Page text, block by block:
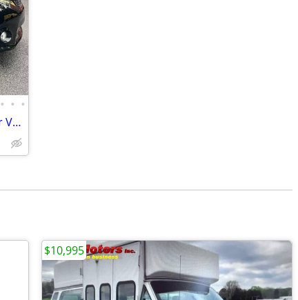
• • •
2016 *Toyota* *Sienna* *5dr 8-Passenger Van SE FWD*
$10,995